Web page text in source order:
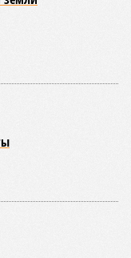
округах.
количество таких
тысячи, в
– с 1,8
снижение
Кабардино-
наиболее
на 10 тысяч
и с